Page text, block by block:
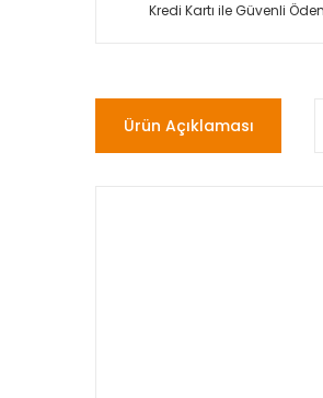
Kredi Kartı ile Güvenli
Ürün Açıklaması